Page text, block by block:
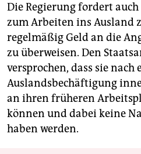
Die Regierung fordert
zum Arbeiten ins Ausland
regelmäßig Geld an die
zu überweisen. Den
versprochen, dass sie nach
Auslandsbechäftigung
an ihren früheren
können und dabei keine
haben werden.